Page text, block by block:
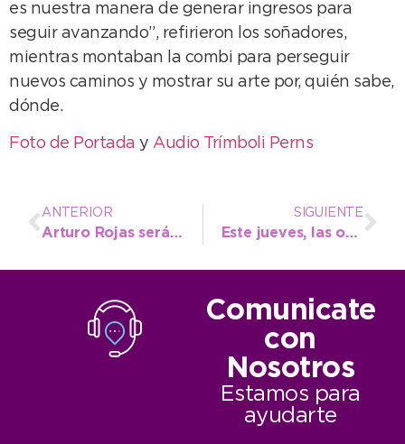
es nuestra manera de generar ingresos para
seguir avanzando”, refirieron los soñadores,
mientras montaban la combi para perseguir
nuevos caminos y mostrar su arte por, quién sabe,
dónde.
Foto de Portada y Audio Trímboli Perns
ANTERIOR
Arturo Rojas será premiado por una fundación internacional gracias al programa Cuidadores de Playa: “Es una caricia al alma”
SIGUIENTE
Este jueves, las ofertas de los productores locales vuelven a la Plaza Dardo Rocha
Comunicate
con
Nosotros
Estamos para
ayudarte